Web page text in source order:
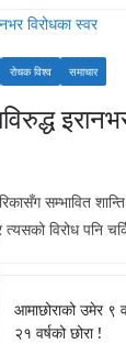
रोचक विश्व समाचार
सम्भावित शान्ति
विरोध पनि
आमाछोराको उमेर ९
२१ वर्षको छोरा !